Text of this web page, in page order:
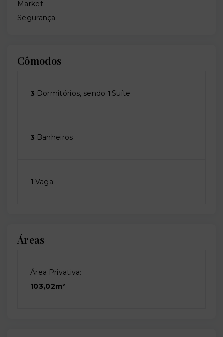
Market
Segurança
Cômodos
3 Dormitórios, sendo 1 Suíte
3 Banheiros
1 Vaga
Áreas
Área Privativa:
103,02m²